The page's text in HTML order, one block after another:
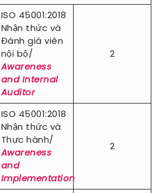
ISO 45001:2018
Nhận thức và
Đánh giá viên
nội bộ/
Awareness
and Internal
Auditor
2
ISO 45001:2018
Nhận thức và
Thực hành/
Awareness
and
Implementation
2